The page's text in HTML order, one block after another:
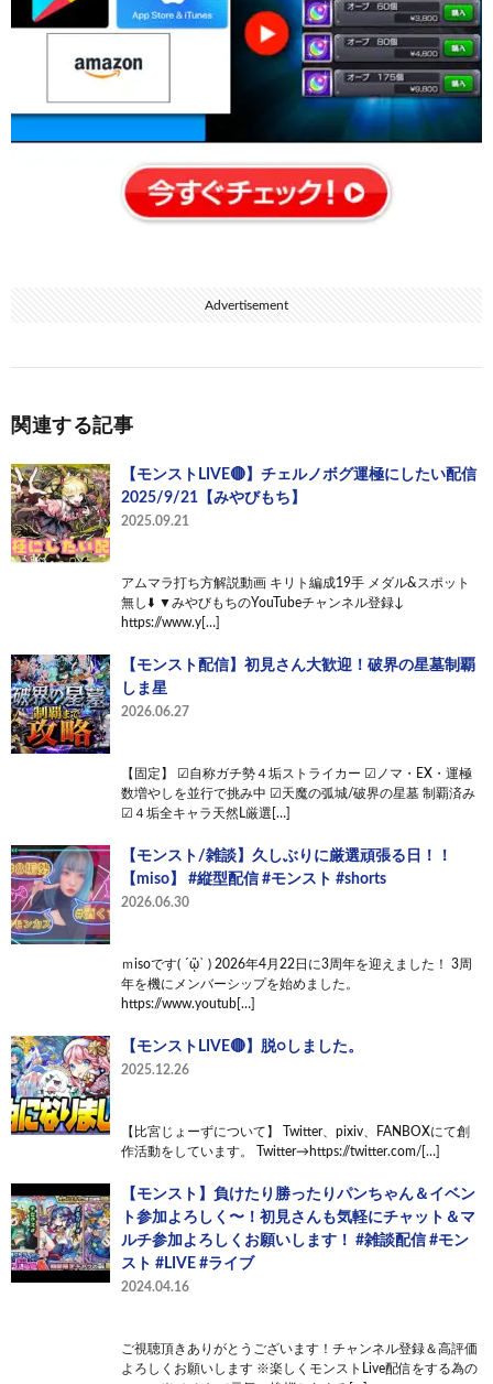
Advertisement
関連する記事
【モンストLIVE🔴】チェルノボグ運極にしたい配信
2025/9/21【みやびもち】
2025.09.21
アムマラ打ち方解説動画 キリト編成19手 メダル&スポット
無し⬇️ ▼みやびもちのYouTubeチャンネル登録↓
https://www.y[…]
【モンスト配信】初見さん大歓迎！破界の星墓制覇
しま星
2026.06.27
【固定】 ☑︎自称ガチ勢４垢ストライカー ☑︎ノマ・EX・運極
数増やしを並行で挑み中 ☑︎天魔の弧城/破界の星墓 制覇済み
☑︎４垢全キャラ天然L厳選[…]
【モンスト/雑談】久しぶりに厳選頑張る日！！
【miso】 #縦型配信 #モンスト #shorts
2026.06.30
ｍisoです( ´ᾥ` ) 2026年4月22日に3周年を迎えました！ 3周
年を機にメンバーシップを始めました。
https://www.youtub[…]
【モンストLIVE🔴】脱○しました。
2025.12.26
【比宮じょーずについて】 Twitter、pixiv、FANBOXにて創
作活動をしています。 Twitter→https://twitter.com/[…]
【モンスト】負けたり勝ったりパンちゃん＆イベン
ト参加よろしく〜！初見さんも気軽にチャット＆マ
ルチ参加よろしくお願いします！ #雑談配信 #モン
スト #LIVE #ライブ
2024.04.16
ご視聴頂きありがとうございます！チャンネル登録＆高評価
よろしくお願いします ※楽しくモンストLive配信をする為の